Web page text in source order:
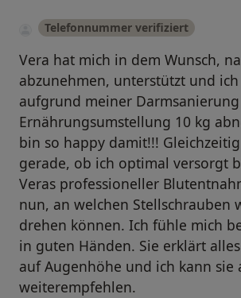
Telefonnummer verifiziert
Vera hat mich in dem Wunsch,
abzunehmen, unterstützt und
aufgrund meiner
Ernährungsumstellung 10 kg
bin so happy damit!!!
gerade, ob ich optimal versorgt
Veras professioneller
nun, an welchen Stellschrauben
drehen können. Ich fühle mich
in guten Händen. Sie erklärt
auf Augenhöhe und ich kann sie
weiterempfehlen.